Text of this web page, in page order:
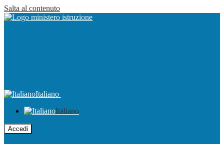
Salta al contenuto
Italiano
Italiano
Accedi